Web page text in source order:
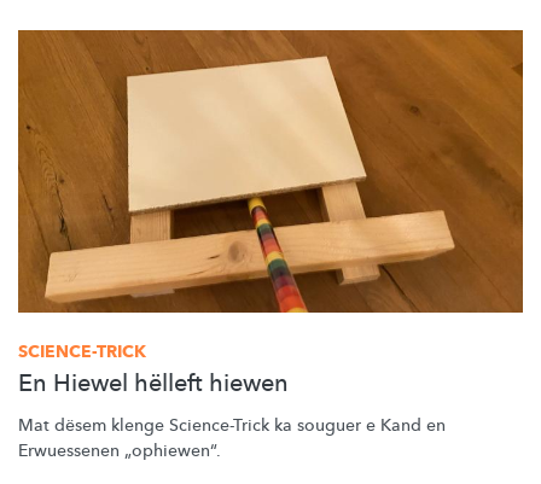
SCIENCE-TRICK
En Hiewel hëlleft hiewen
Mat dësem klenge Science-Trick ka souguer e Kand en
Erwuessenen „ophiewen“.